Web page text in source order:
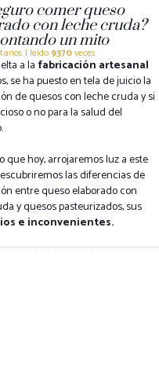
comer queso
con leche cruda?
un mito
| leído 9370veces
a la fabricación artesanal
se ha puesto en tela de juicio la
de quesos con leche cruda y si
o no para la salud del
que hoy, arrojaremos luz a este
las diferencias de
entre queso elaborado con
y quesos pasteurizados, sus
e inconvenientes.